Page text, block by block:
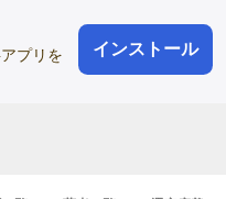
プリを
インストール
会員登録
登録1分